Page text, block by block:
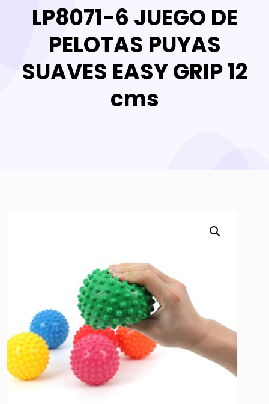
LP8071-6 JUEGO DE
PELOTAS PUYAS
SUAVES EASY GRIP 12
cms